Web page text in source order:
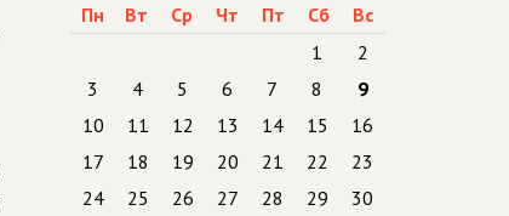
Пн Вт Ср Чт Пт Сб
Вс
1
2
3
4 5 6 7 8
9
10
11 12 13 14 15
16
17
18 19 20 21 22
23
24
25 26 27 28 29
30